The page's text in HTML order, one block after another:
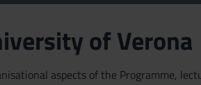
of Verona
aspects of the Programme,